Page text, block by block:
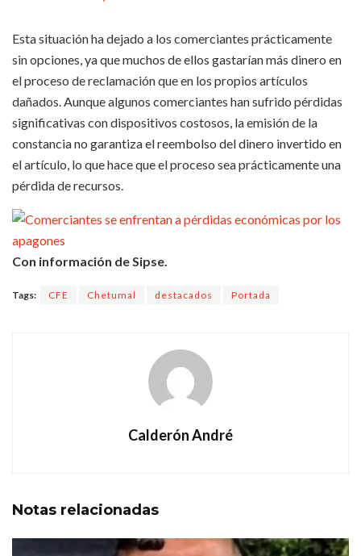
Esta situación ha dejado a los comerciantes prácticamente
sin opciones, ya que muchos de ellos gastarían más dinero en
el proceso de reclamación que en los propios artículos
dañados. Aunque algunos comerciantes han sufrido pérdidas
significativas con dispositivos costosos, la emisión de la
constancia no garantiza el reembolso del dinero invertido en
el artículo, lo que hace que el proceso sea prácticamente una
pérdida de recursos.
Con información de Sipse.
Tags: CFE Chetumal destacados Portada
Calderón André
Notas relacionadas